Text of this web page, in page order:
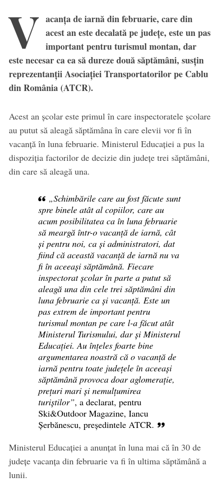
V acanța de iarnă din februarie, care din
acest an este decalată pe județe, este un pas
important pentru turismul montan, dar
este necesar ca ea să dureze două săptămâni, susțin
reprezentanții Asociației Transportatorilor pe Cablu
din România (ATCR).
Acest an școlar este primul în care inspectoratele școlare
au putut să aleagă săptămâna în care elevii vor fi în
vacanță în luna februarie. Ministerul Educației a pus la
dispoziția factorilor de decizie din județe trei săptămâni,
din care să aleagă una.
„Schimbările care au fost făcute sunt
spre binele atât al copiilor, care au
acum posibilitatea ca în luna februarie
să meargă într-o vacanță de iarnă, cât
și pentru noi, ca și administratori, dat
fiind că această vacanță de iarnă nu va
fi în aceeași săptămână. Fiecare
inspectorat școlar în parte a putut să
aleagă una din cele trei săptămâni din
luna februarie ca și vacanță. Este un
pas extrem de important pentru
turismul montan pe care l-a făcut atât
Ministerul Turismului, dar și Ministerul
Educației. Au înțeles foarte bine
argumentarea noastră că o vacanță de
iarnă pentru toate județele în aceeași
săptămână provoca doar aglomerație,
prețuri mari și nemulțumirea
turiștilor”, a declarat, pentru
Ski&Outdoor Magazine, Iancu
Șerbănescu, președintele ATCR.
Ministerul Educației a anunțat în luna mai că în 30 de
județe vacanţa din februarie va fi în ultima săptămână a
lunii.